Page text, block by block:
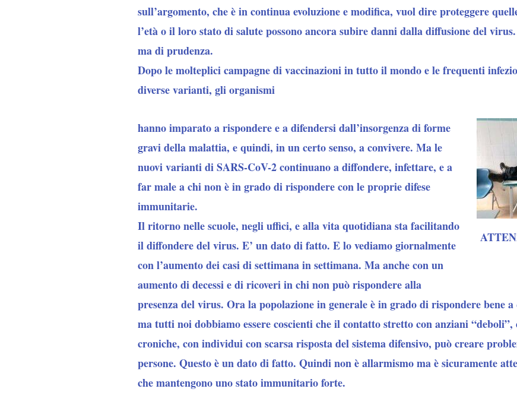
sull’argomento, che è in continua evoluzione e modifica, vuol dire proteggere
l’età o il loro stato di salute possono ancora subire danni dalla diffusione del
ma di prudenza.
Dopo le molteplici campagne di vaccinazioni in tutto il mondo e le frequenti
diverse varianti, gli organismi
hanno imparato a rispondere e a difendersi dall’insorgenza di forme
gravi della malattia, e quindi, in un certo senso, a convivere. Ma le
nuovi varianti di SARS-CoV-2 continuano a diffondere, infettare, e a
far male a chi non è in grado di rispondere con le proprie difese
immunitarie.
Il ritorno nelle scuole, negli uffici, e alla vita quotidiana sta facilitando
il diffondere del virus. E’ un dato di fatto. E lo vediamo giornalmente
con l’aumento dei casi di settimana in settimana. Ma anche con un
aumento di decessi e di ricoveri in chi non può rispondere alla
presenza del virus. Ora la popolazione in generale è in grado di rispondere bene
ma tutti noi dobbiamo essere coscienti che il contatto stretto con anziani
croniche, con individui con scarsa risposta del sistema difensivo, può creare
persone. Questo è un dato di fatto. Quindi non è allarmismo ma è sicuramente
che mantengono uno stato immunitario forte.